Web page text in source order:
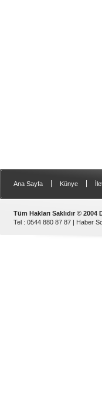
Ana Sayfa Künye
Tüm Hakları Saklıdır © 2004
Tel : 0544 880 87 87 | Haber